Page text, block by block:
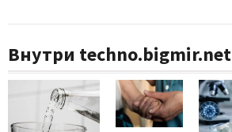
Внутри techno.bigmir.net